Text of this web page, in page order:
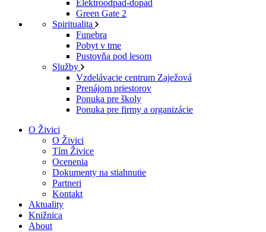
Elektroodpad-dopad
Green Gate 2
Spiritualita
Funebra
Pobyt v tme
Pustovňa pod lesom
Služby
Vzdelávacie centrum Zaježová
Prenájom priestorov
Ponuka pre školy
Ponuka pre firmy a organizácie
O Živici
O Živici
Tím Živice
Ocenenia
Dokumenty na stiahnutie
Partneri
Kontakt
Aktuality
Knižnica
About